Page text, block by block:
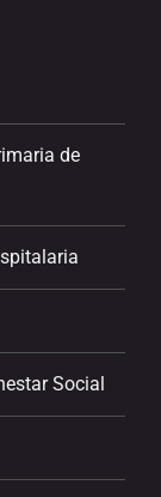
de
Social